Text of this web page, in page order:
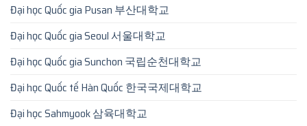
Đại học Quốc gia Pusan 부산대학교
Đại học Quốc gia Seoul 서울대학교
Đại học Quốc gia Sunchon 국립순천대학교
Đại học Quốc tế Hàn Quốc 한국국제대학교
Đại học Sahmyook 삼육대학교